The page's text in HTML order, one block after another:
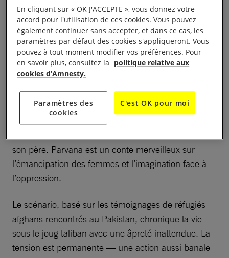
père, lecteur et écrivain public. Mais un jour, il est
arrêté et la vie de Parvana bascule à jamais. Car
sans être accompagnée d’un homme, on ne peut
plus travailler, ramener de l’argent ni même acheter
de la nourriture.
Parvana décide alors de se couper les cheveux et de
se travestir en garçon afin de venir en aide à sa
famille. Risquant à tout moment d’être démasquée,
son père. Parvana est un conte merveilleux sur
l’émancipation des femmes et l’imagination face à
l’oppression.
Le scénario, basé sur les témoignages de réfugiés
afghans rencontrés au Pakistan, chronique la vie
sous le joug taliban avec une âpreté inattendue. La
tension est permanente — une action aussi banale
En cliquant sur « OK J'ACCEPTE », vous donnez votre
accord pour l'utilisation de ces cookies. Vous pouvez
également continuer sans accepter, et dans ce cas, les
paramètres par défaut des cookies s'appliqueront. Vous
pouvez à tout moment modifier vos préférences. Pour
en savoir plus, consultez la politique relative aux
cookies d’Amnesty.
Paramètres des
cookies
C'est OK pour moi